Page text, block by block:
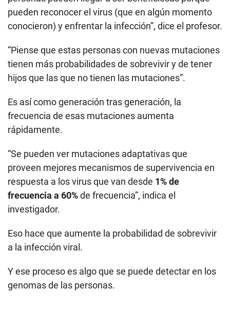
pueden reconocer el virus (que en algún momento
conocieron) y enfrentar la infección”, dice el profesor.
“Piense que estas personas con nuevas mutaciones
tienen más probabilidades de sobrevivir y de tener
hijos que las que no tienen las mutaciones”.
Es así como generación tras generación, la
frecuencia de esas mutaciones aumenta
rápidamente.
“Se pueden ver mutaciones adaptativas que
proveen mejores mecanismos de supervivencia en
respuesta a los virus que van desde 1% de
frecuencia a 60%de frecuencia”, indica el
investigador.
Eso hace que aumente la probabilidad de sobrevivir
a la infección viral.
Y ese proceso es algo que se puede detectar en los
genomas de las personas.